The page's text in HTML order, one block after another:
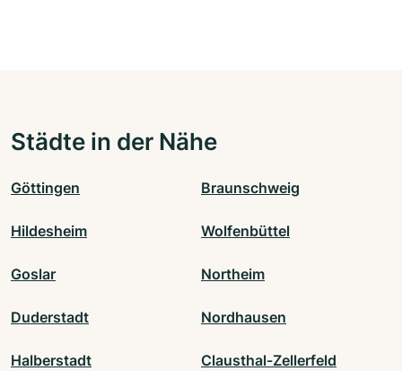
Städte in der Nähe
Göttingen Braunschweig
Hildesheim Wolfenbüttel
Goslar Northeim
Duderstadt Nordhausen
Halberstadt Clausthal-Zellerfeld